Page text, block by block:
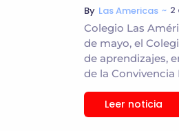
By Las Americas ~ 2
Colegio Las
de mayo, el
de aprendizajes,
de la
Leer noticia